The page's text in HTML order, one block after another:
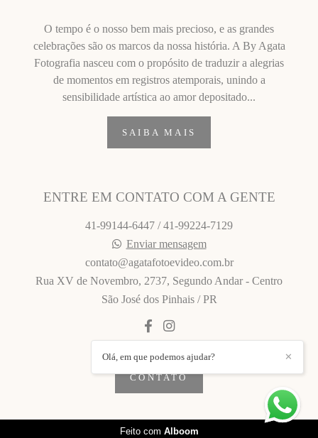
O tempo é o nosso bem mais precioso, e as grandes
celebrações são os marcos da nossa história. A By Agata
Fotografia nasceu com o propósito de traduzir a alegrias
de momentos em registros atemporais, unindo a
sensibilidade artística ao amor depositado...
SAIBA MAIS
ENTRE EM CONTATO COM A GENTE
41-99144-6447 / 41-99224-7129
Enviar mensagem
contato@agatafotoevideo.com.br
Rua XV de Novembro, 2737, Segundo Andar - Centro
São José dos Pinhais / PR
CONTATO
✕
Olá, em que podemos ajudar?
Feito com Alboom